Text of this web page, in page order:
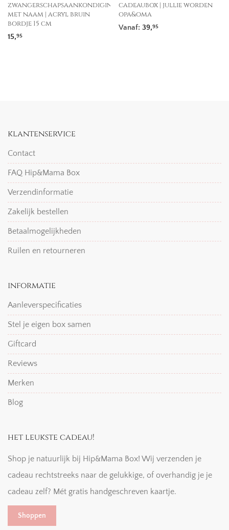
zwangerschapsaankondiging
met naam | acryl bruin
bordje 15 cm
15,95
cadeaubox | jullie worden
opa&oma
Vanaf: 39,95
klantenservice
Contact
FAQ Hip&Mama Box
Verzendinformatie
Zakelijk bestellen
Betaalmogelijkheden
Ruilen en retourneren
informatie
Aanleverspecificaties
Stel je eigen box samen
Giftcard
Reviews
Merken
Blog
het leukste cadeau!
Shop je natuurlijk bij Hip&Mama Box! Wij verzenden je
cadeau rechtstreeks naar de gelukkige, of overhandig je je
cadeau zelf? Mét gratis handgeschreven kaartje.
Shoppen